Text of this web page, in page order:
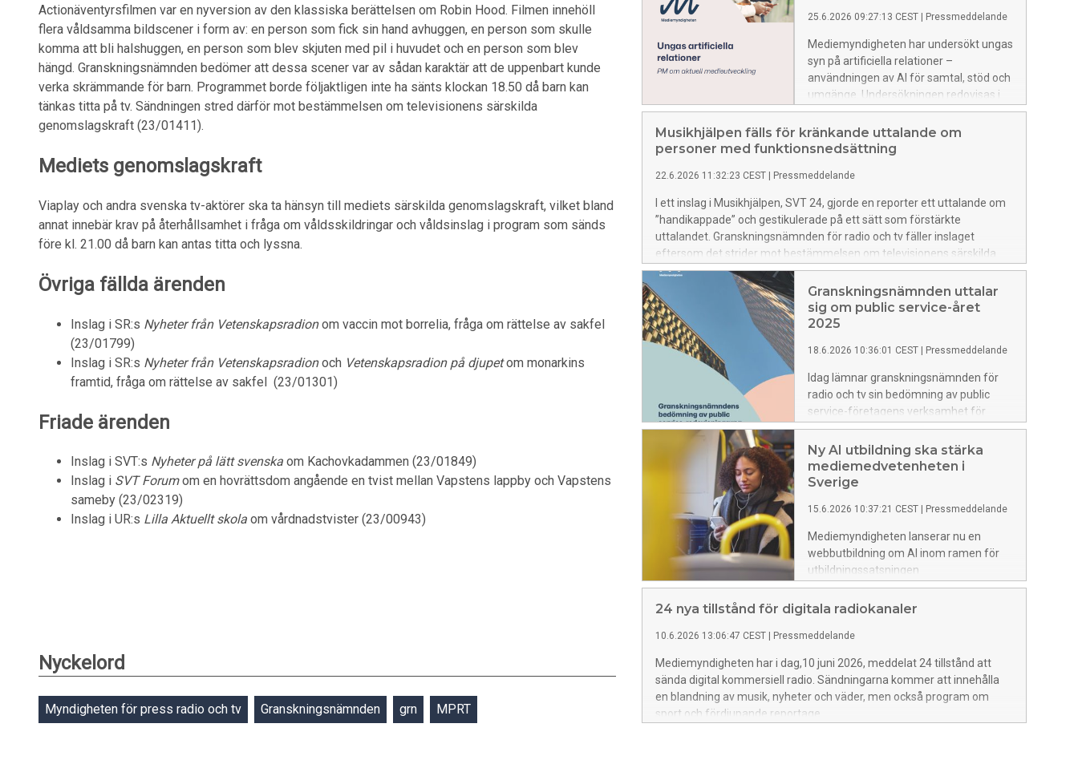
Actionäventyrsfilmen var en nyversion av den klassiska berättelsen om Robin Hood. Filmen innehöll
flera våldsamma bildscener i form av: en person som fick sin hand avhuggen, en person som skulle
komma att bli halshuggen, en person som blev skjuten med pil i huvudet och en person som blev
hängd. Granskningsnämnden bedömer att dessa scener var av sådan karaktär att de uppenbart kunde
verka skrämmande för barn. Programmet borde följaktligen inte ha sänts klockan 18.50 då barn kan
tänkas titta på tv. Sändningen stred därför mot bestämmelsen om televisionens särskilda
genomslagskraft (23/01411).
Mediets genomslagskraft
Viaplay och andra svenska tv-aktörer ska ta hänsyn till mediets särskilda genomslagskraft, vilket bland
annat innebär krav på återhållsamhet i fråga om våldsskildringar och våldsinslag i program som sänds
före kl. 21.00 då barn kan antas titta och lyssna.
Övriga fällda ärenden
Inslag i SR:s Nyheter från Vetenskapsradionom vaccin mot borrelia, fråga om rättelse av sakfel
(23/01799)
Inslag i SR:s Nyheter från Vetenskapsradionoch Vetenskapsradion på djupetom monarkins
framtid, fråga om rättelse av sakfel (23/01301)
Friade ärenden
Inslag i SVT:s Nyheter på lätt svenska om Kachovkadammen (23/01849)
Inslag i SVT Forumom en hovrättsdom angående en tvist mellan Vapstens lappby och Vapstens
sameby (23/02319)
Inslag i UR:s Lilla Aktuellt skola om vårdnadstvister (23/00943)
Nyckelord
Myndigheten för press radio och tv Granskningsnämnden grn MPRT
25.6.2026 09:27:13 CEST Pressmeddelande
Mediemyndigheten har undersökt ungas
syn på artificiella relationer –
användningen av AI för samtal, stöd och
umgänge. Undersökningen redovisas i
Mediemyndighetens PM Ungas
artificiella relationer och visar att en stor
del av unga i Sverige använder AI som
Musikhjälpen fälls för kränkande uttalande om
personer med funktionsnedsättning
22.6.2026 11:32:23 CEST Pressmeddelande
I ett inslag i Musikhjälpen, SVT 24, gjorde en reporter ett uttalande om
”handikappade” och gestikulerade på ett sätt som förstärkte
uttalandet. Granskningsnämnden för radio och tv fäller inslaget
eftersom det strider mot bestämmelsen om televisionens särskilda
genomslagskraft.
Granskningsnämnden uttalar
sig om public service-året
2025
18.6.2026 10:36:01 CEST Pressmeddelande
Idag lämnar granskningsnämnden för
radio och tv sin bedömning av public
service-företagens verksamhet för
2025 till regeringen. Bedömningen visar
att SR och SVT har uppfyllt sina
respektive public service-uppdrag under
2025. SVT kritiseras dock fortsatt för
uppfyllt uppdraget utom i ett avseende
som gäller utbildningsutbudet för
högskolan.
Ny AI utbildning ska stärka
mediemedvetenheten i
Sverige
15.6.2026 10:37:21 CEST Pressmeddelande
Mediemyndigheten lanserar nu en
webbutbildning om AI inom ramen för
utbildningssatsningen
mediemedveten.se. Satsningen är en
del av myndighetens nationella arbete
informationskunnigheten (MIK) i
24 nya tillstånd för digitala radiokanaler
10.6.2026 13:06:47 CEST Pressmeddelande
Mediemyndigheten har i dag,10 juni 2026, meddelat 24 tillstånd att
sända digital kommersiell radio. Sändningarna kommer att innehålla
en blandning av musik, nyheter och väder, men också program om
sport och fördjupande reportage.